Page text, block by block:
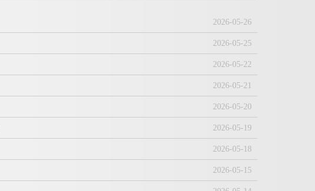
2026-05-26
2026-05-25
2026-05-22
2026-05-21
2026-05-20
2026-05-19
2026-05-18
2026-05-15